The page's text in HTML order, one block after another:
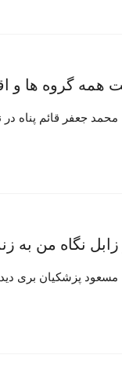
همه گروه ها
محمد جعفر قائم
نگاه من به
پزشکیان بری